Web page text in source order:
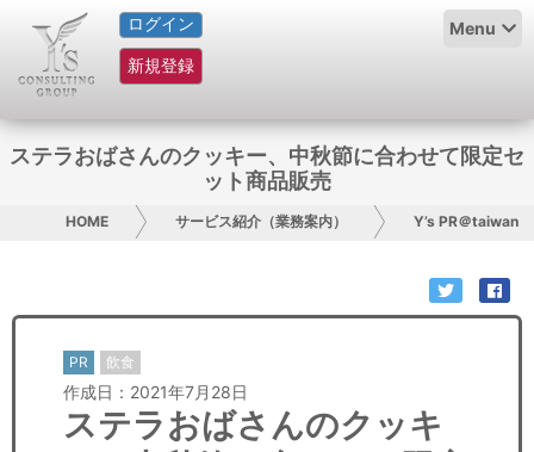
ログイン
新規登録
Menu
HOME
サービス紹介
お問い合わせ
日本人にPR
コンサルティング
ステラおばさんのクッキー、中秋節に合わせて限定セ
ット商品販売
HOME サービス紹介（業務案内） Y’s PR＠taiwan
PR 飲食
作成日：2021年7月28日
ステラおばさんのクッキ